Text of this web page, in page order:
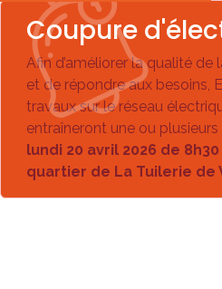
Coupure
Afin d’améliorer la qualité
et de répondre aux besoins,
travaux sur le réseau
entraîneront une ou
lundi 20 avril 2026 de
quartier de La Tuilerie de